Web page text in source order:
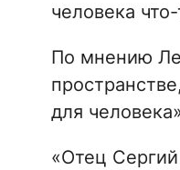
человека
По мнению
для
«Отец